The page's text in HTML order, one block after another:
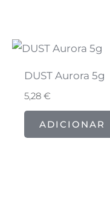
DUST Aurora 5g
5,28€
ADICIONAR